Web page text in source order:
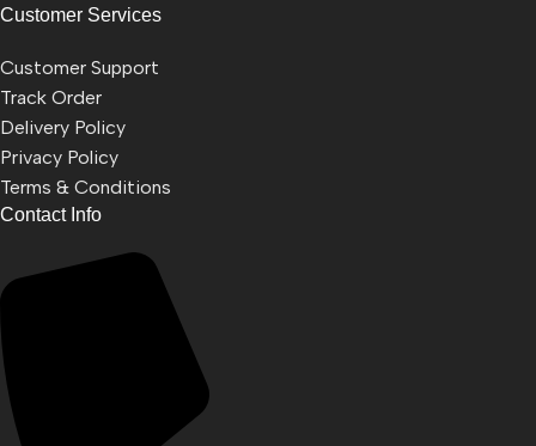
Customer Services
Customer Support
Track Order
Delivery Policy
Privacy Policy
Terms & Conditions
Contact Info